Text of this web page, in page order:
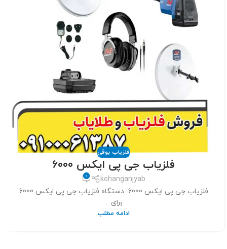
فلزیاب بوقی
فلزیاب جی پی ایکس 6000
kohanganjyab
0
فلزیاب جی پی ایکس 6000 دستگاه فلزیاب جی پی ایکس 6000
برای ...
ادامه مطلب